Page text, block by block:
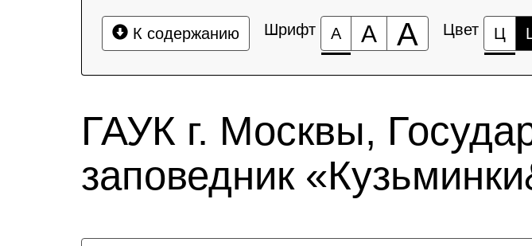
К содержанию Шрифт А А А Цвет Ц
ГАУК г. Москвы,
заповедник